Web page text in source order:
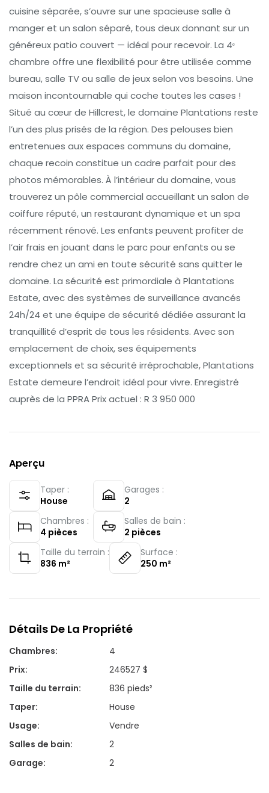
cuisine séparée, s’ouvre sur une spacieuse salle à
manger et un salon séparé, tous deux donnant sur un
généreux patio couvert — idéal pour recevoir. La 4ᵉ
chambre offre une flexibilité pour être utilisée comme
bureau, salle TV ou salle de jeux selon vos besoins. Une
maison incontournable qui coche toutes les cases !
Situé au cœur de Hillcrest, le domaine Plantations reste
l’un des plus prisés de la région. Des pelouses bien
entretenues aux espaces communs du domaine,
chaque recoin constitue un cadre parfait pour des
photos mémorables. À l’intérieur du domaine, vous
trouverez un pôle commercial accueillant un salon de
coiffure réputé, un restaurant dynamique et un spa
récemment rénové. Les enfants peuvent profiter de
l’air frais en jouant dans le parc pour enfants ou se
rendre chez un ami en toute sécurité sans quitter le
domaine. La sécurité est primordiale à Plantations
Estate, avec des systèmes de surveillance avancés
24h/24 et une équipe de sécurité dédiée assurant la
tranquillité d’esprit de tous les résidents. Avec son
emplacement de choix, ses équipements
exceptionnels et sa sécurité irréprochable, Plantations
Estate demeure l’endroit idéal pour vivre. Enregistré
auprès de la PPRA Prix actuel : R 3 950 000
Aperçu
Taper :
House
Garages :
2
Chambres :
4 pièces
Salles de bain :
2 pièces
Taille du terrain :
836 m²
Surface :
250 m²
Détails De La Propriété
Chambres:
4
Prix:
246527 $
Taille du terrain:
836 pieds²
Taper:
House
Usage:
Vendre
Salles de bain:
2
Garage: 2